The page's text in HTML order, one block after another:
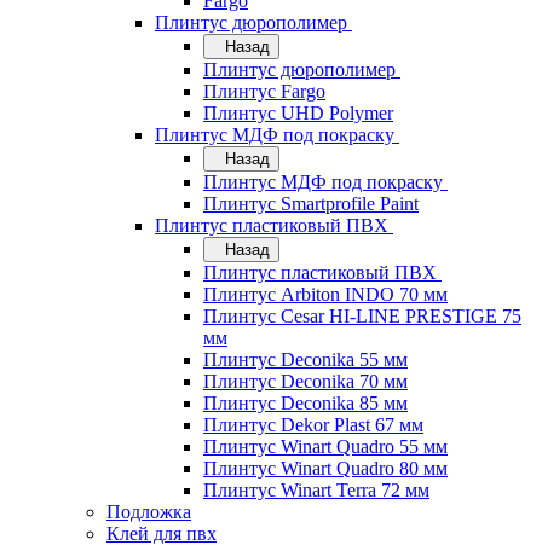
Плинтус дюрополимер
Назад
Плинтус дюрополимер
Плинтус Fargo
Плинтус UHD Polymer
Плинтус МДФ под покраску
Назад
Плинтус МДФ под покраску
Плинтус Smartprofile Paint
Плинтус пластиковый ПВХ
Назад
Плинтус пластиковый ПВХ
Плинтус Arbiton INDO 70 мм
Плинтус Cesar HI-LINE PRESTIGE 75
мм
Плинтус Deconika 55 мм
Плинтус Deconika 70 мм
Плинтус Deconika 85 мм
Плинтус Dekor Plast 67 мм
Плинтус Winart Quadro 55 мм
Плинтус Winart Quadro 80 мм
Плинтус Winart Terra 72 мм
Подложка
Клей для пвх